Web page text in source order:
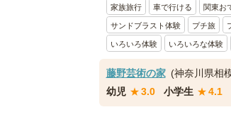
家族旅行 車で行ける 関東お
サンドブラスト体験 プチ旅
いろいろ体験 いろいろな体験
藤野芸術の家 (神奈川県相
幼児 ★3.0 小学生 ★4.1